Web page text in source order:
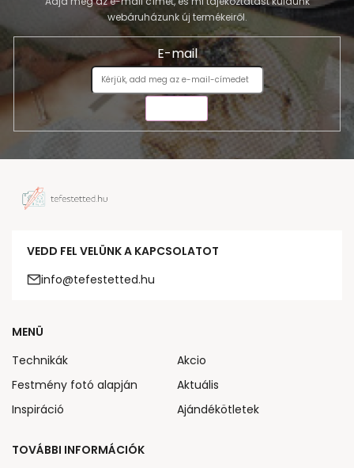
webáruházunk új termékeiről.
E-mail
VEDD FEL VELÜNK A KAPCSOLATOT
info@tefestetted.hu
MENÜ
Technikák
Festmény fotó alapján
Inspiráció
Akcio
Aktuális
Ajándékötletek
TOVÁBBI INFORMÁCIÓK